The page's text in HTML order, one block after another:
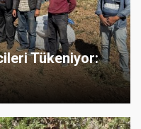
Tükeniyor: